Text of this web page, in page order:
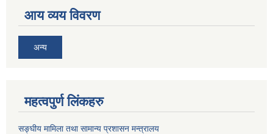
आय व्यय विवरण
अन्य
महत्वपुर्ण लिंकहरु
सङ्घीय मामिला तथा सामान्य प्रशासन मन्त्रालय